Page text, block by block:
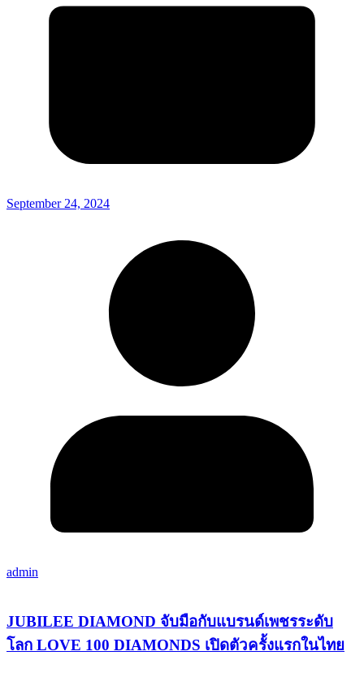
September 24, 2024
admin
JUBILEE DIAMOND จับมือกับแบรนด์เพชรระดับ
โลก LOVE 100 DIAMONDS เปิดตัวครั้งแรกในไทย